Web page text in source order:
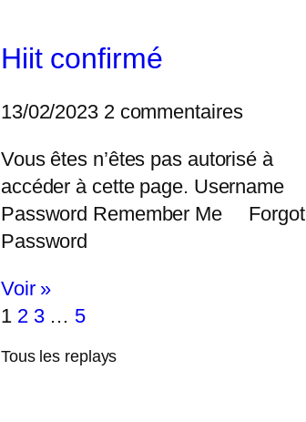
Hiit confirmé
13/02/2023 2 commentaires
Vous êtes n’êtes pas autorisé à
accéder à cette page. Username
Password Remember Me Forgot
Password
Voir »
1 2 3 … 5
Tous les replays